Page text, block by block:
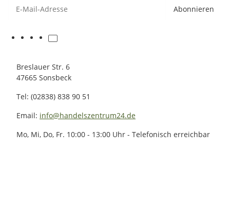
Abonnieren
Breslauer Str. 6
47665 Sonsbeck
Tel: (02838) 838 90 51
Email: info@handelszentrum24.de
Mo, Mi, Do, Fr. 10:00 - 13:00 Uhr - Telefonisch erreichbar